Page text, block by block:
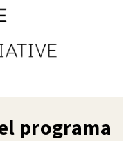
programa